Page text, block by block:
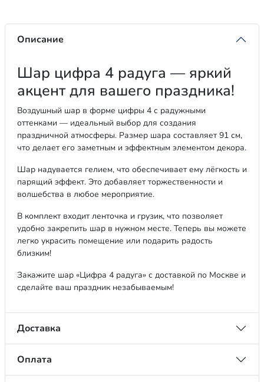
Описание
Шар цифра 4 радуга — яркий
акцент для вашего праздника!
Воздушный шар в форме цифры 4 с радужными
оттенками — идеальный выбор для создания
праздничной атмосферы. Размер шара составляет 91 см,
что делает его заметным и эффектным элементом декора.
Шар надувается гелием, что обеспечивает ему лёгкость и
парящий эффект. Это добавляет торжественности и
волшебства в любое мероприятие.
В комплект входит ленточка и грузик, что позволяет
удобно закрепить шар в нужном месте. Теперь вы можете
легко украсить помещение или подарить радость
близким!
Закажите шар «Цифра 4 радуга» с доставкой по Москве и
сделайте ваш праздник незабываемым!
Доставка
Оплата